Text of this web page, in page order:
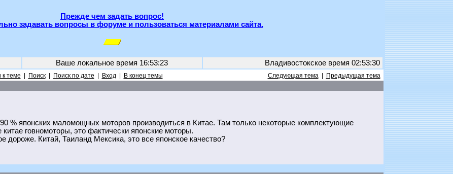
Прежде чем задать вопрос!
задавать вопросы в форуме и пользоваться материалами сайта.
Ваше локальное время 16:53:23 Владивостокское время 02:53:30
к теме Поиск| Поиск по дате Вход| В конец темы Следующая тема|
Предыдущая тема
% японских маломощных моторов производиться в Китае. Там только некоторые комплектующие
говномоторы, это фактически японские моторы.
дороже. Китай, Таиланд Мексика, это все японское качество?